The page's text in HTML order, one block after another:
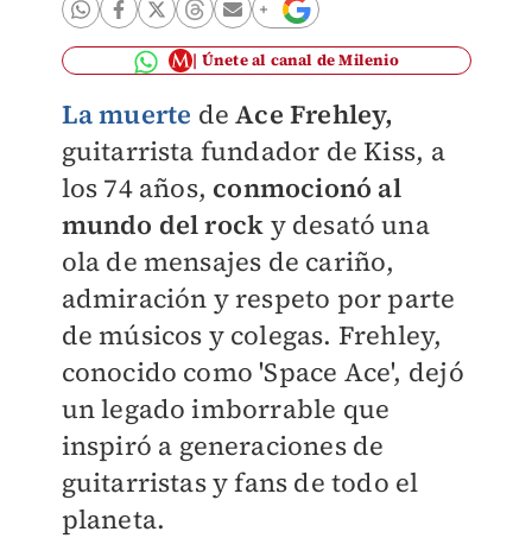
Únete al canal de Milenio
La muerte deAce Frehley,
guitarrista fundador de Kiss, a
los 74 años, conmocionó al
mundo del rock y desató una
ola de mensajes de cariño,
admiración y respeto por parte
de músicos y colegas. Frehley,
conocido como 'Space Ace', dejó
un legado imborrable que
inspiró a generaciones de
guitarristas y fans de todo el
planeta.